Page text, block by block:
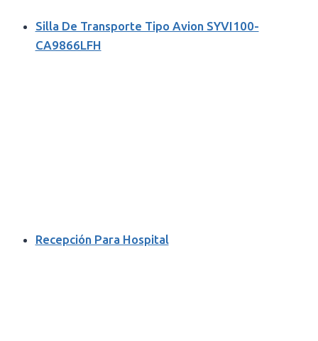
Silla De Transporte Tipo Avion SYVI100-
CA9866LFH
Recepción Para Hospital